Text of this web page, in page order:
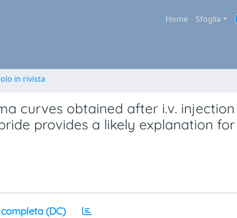
Home Sfoglia
in rivista
curves obtained after i.v. injection
provides a likely explanation for
(DC)